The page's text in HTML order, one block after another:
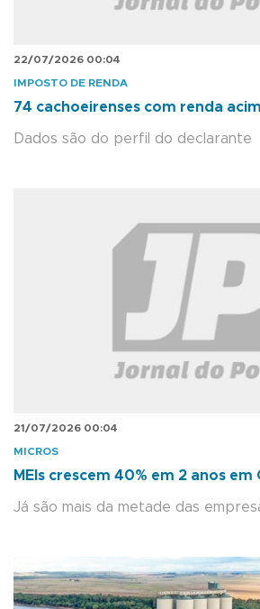
22/07/2026 00:04
IMPOSTO DE RENDA
74 cachoeirenses com renda
Dados são do perfil do declarante
21/07/2026 00:04
MICROS
MEIs crescem 40% em 2 anos em
Já são mais da metade das